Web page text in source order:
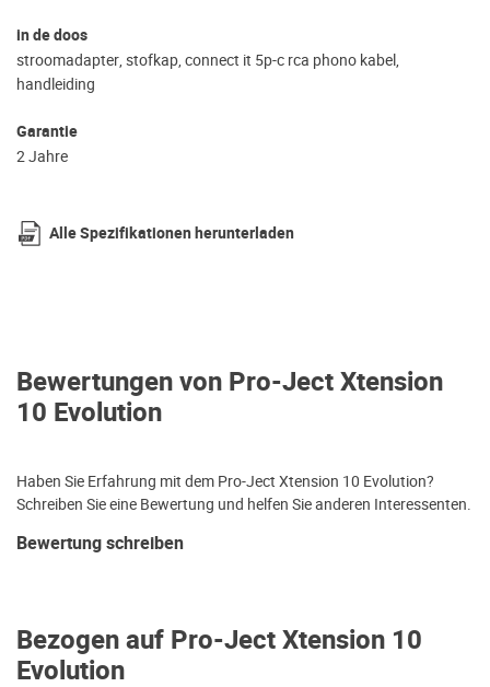
in de doos
stroomadapter, stofkap, connect it 5p-c rca phono kabel,
handleiding
Garantie
2 Jahre
Alle Spezifikationen herunterladen
Bewertungen von Pro-Ject Xtension
10 Evolution
Haben Sie Erfahrung mit dem Pro-Ject Xtension 10 Evolution?
Schreiben Sie eine Bewertung und helfen Sie anderen Interessenten.
Bewertung schreiben
Bezogen auf Pro-Ject Xtension 10
Evolution